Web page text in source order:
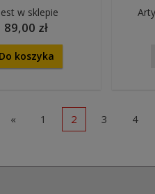
Jest w sklepie
89,00 zł
Do koszyka
« 1 2 3 4